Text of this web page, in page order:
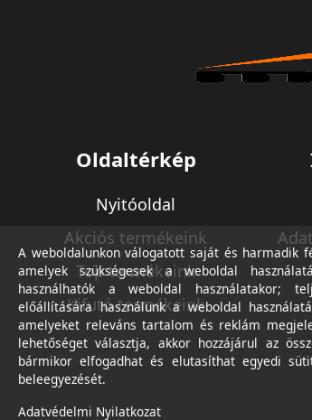
Oldaltérkép
Nyitóoldal
Akciós termékeink
Top termékeink
Kifutó termékeink
A weboldalunkon válogatott saját és harmadik
amelyek szükségesek a weboldal
használhatók a weboldal használatakor;
előállítására használunk a weboldal
amelyeket releváns tartalom és reklám
lehetőséget választja, akkor hozzájárul az
bármikor elfogadhat és elutasíthat egyedi
beleegyezését.
Adatvédelmi Nyilatkozat